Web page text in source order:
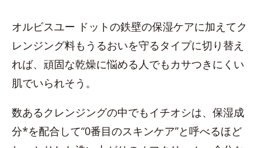
オルビスユー ドットの鉄壁の保湿ケアに加えてク
レンジング料もうるおいを守るタイプに切り替え
れば、頑固な乾燥に悩める人でもカサつきにくい
肌でいられそう。
数あるクレンジングの中でもイチオシは、保湿成
分*を配合して“0番目のスキンケア”と呼べるほど